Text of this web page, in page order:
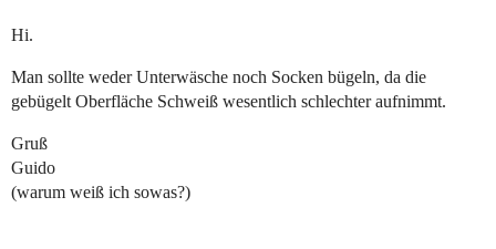
Hi.
Man sollte weder Unterwäsche noch Socken bügeln, da die
gebügelt Oberfläche Schweiß wesentlich schlechter aufnimmt.
Gruß
Guido
(warum weiß ich sowas?)